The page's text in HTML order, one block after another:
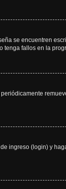
se encuentren
fallos en la
ingreso (login) y